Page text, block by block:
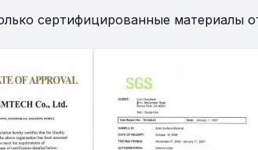
сертифицированные материалы